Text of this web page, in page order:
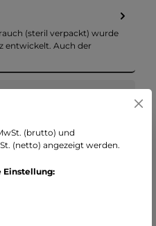
(steril verpackt) wurde
entwickelt. Auch der
verfübar...
(brutto) und
(netto) angezeigt werden.
Einstellung: